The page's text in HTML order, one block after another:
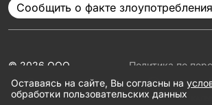
ГЛАВНАЯ КАТАЛОГ АКЦИИ
Оставаясь на сайте, Вы согласны на
обработки пользовательских данных
Сообщить о факте злоупотребления
© 2026 ООО
Автолизинг»
Политика по
Документация
Партнеры